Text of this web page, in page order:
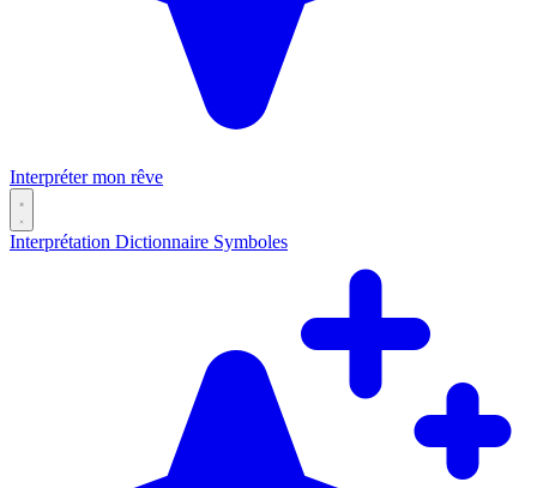
Interpréter mon rêve
Interprétation Dictionnaire Symboles